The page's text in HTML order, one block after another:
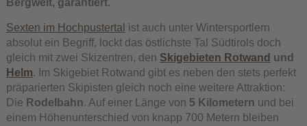
Bergwelt, garantiert.
Sexten im Hochpustertal ist auch unter Wintersportlern
absolut ein Begriff, lockt das östlichste Tal Südtirols doch
gleich mit zwei Skizentren, den Skigebieten Rotwand und
Helm. Im Skigebiet Rotwand gibt es neben den stets perfekt
präparierten Skipisten gleich noch eine weitere Attraktion:
Die Rodelbahn. Auf einer Länge von 5 Kilometern und bei
einem Höhenunterschied von knapp 700 Metern bleiben